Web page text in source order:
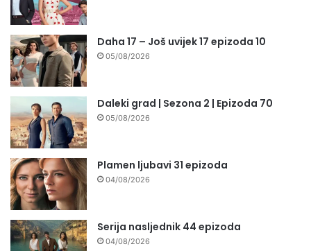
Daha 17 – Još uvijek 17 epizoda 10
05/08/2026
Daleki grad | Sezona 2 | Epizoda 70
05/08/2026
Plamen ljubavi 31 epizoda
04/08/2026
Serija nasljednik 44 epizoda
04/08/2026